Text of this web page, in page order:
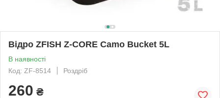
Відро ZFISH Z-CORE Camo Bucket 5L
В наявності
Код: ZF-8514
Роздріб
260 ₴